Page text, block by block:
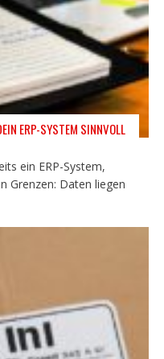
ERP-SYSTEM SINNVOLL
ein ERP-System,
Grenzen: Daten liegen